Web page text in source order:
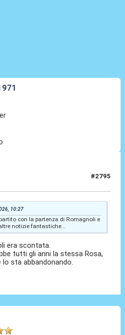
#2795
10:27
con la partenza di Romagnoli e
notizie fantastiche...
era scontata.
tutti gli anni la stessa Rosa,
sta abbandonando.